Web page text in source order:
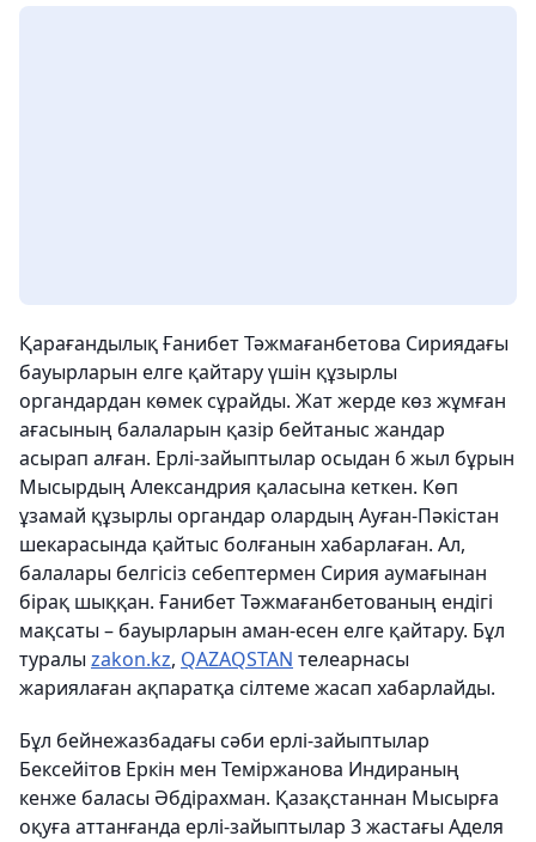
Қарағандылық Ғанибет Тәжмағанбетова Сириядағы
бауырларын елге қайтару үшін құзырлы
органдардан көмек сұрайды. Жат жерде көз жұмған
ағасының балаларын қазір бейтаныс жандар
асырап алған. Ерлі-зайыптылар осыдан 6 жыл бұрын
Мысырдың Александрия қаласына кеткен. Көп
ұзамай құзырлы органдар олардың Ауған-Пәкістан
шекарасында қайтыс болғанын хабарлаған. Ал,
балалары белгісіз себептермен Сирия аумағынан
бірақ шыққан. Ғанибет Тәжмағанбетованың ендігі
мақсаты – бауырларын аман-есен елге қайтару. Бұл
туралы zakon.kz, QAZAQSTAN телеарнасы
жариялаған ақпаратқа сілтеме жасап хабарлайды.
Бұл бейнежазбадағы сәби ерлі-зайыптылар
Бексейітов Еркін мен Теміржанова Индираның
кенже баласы Әбдірахман. Қазақстаннан Мысырға
оқуға аттанғанда ерлі-зайыптылар 3 жастағы Аделя